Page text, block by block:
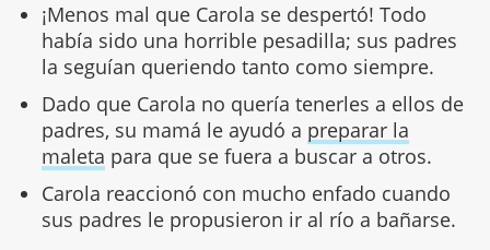
¡Menos mal que Carola se despertó! Todo
había sido una horrible pesadilla; sus padres
la seguían queriendo tanto como siempre.
Dado que Carola no quería tenerles a ellos de
padres, su mamá le ayudó a preparar la
maleta para que se fuera a buscar a otros.
Carola reaccionó con mucho enfado cuando
sus padres le propusieron ir al río a bañarse.